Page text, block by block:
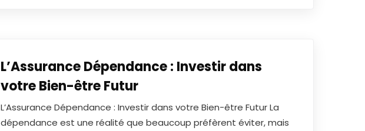
L’Assurance Dépendance : Investir dans
votre Bien-être Futur
L’Assurance Dépendance : Investir dans votre Bien-être Futur La
dépendance est une réalité que beaucoup préfèrent éviter, mais